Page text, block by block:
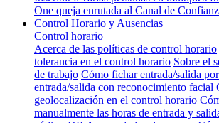
One queja enrutada al Canal de
Control Horario y Ausencias
Control horario
Acerca de las políticas de control horario
tolerancia en el control horario Sobre el
de trabajo Cómo fichar entrada/salida
entrada/salida con reconocimiento facial
geolocalización en el control horario
manualmente las horas de entrada y